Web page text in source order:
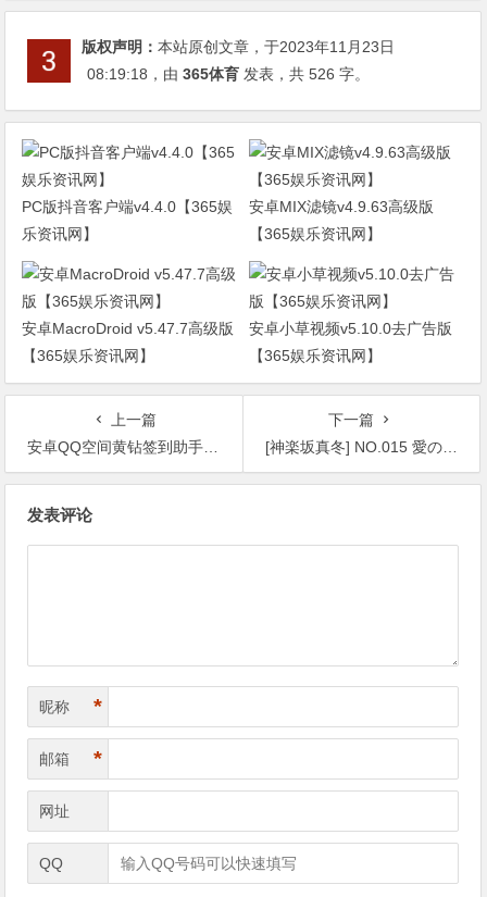
版权声明：本站原创文章，于2023年11月23日
08:19:18 ，由365体育 发表，共 526 字。
PC版抖音客户端v4.4.0【365娱
乐资讯网】
安卓MIX滤镜v4.9.63高级版
【365娱乐资讯网】
安卓MacroDroid v5.47.7高级版
【365娱乐资讯网】
安卓小草视频v5.10.0去广告版
【365娱乐资讯网】
上一篇
安卓QQ空间黄钻签到助手v1.0.0【365娱乐资讯网】
下一篇
[神楽坂真冬] NO.015 愛のラビリンス [150P-412M][高清预览]【365娱乐资讯网】
发表评论
昵称 *
邮箱 *
网址
QQ